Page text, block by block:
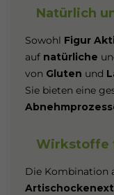
Natürlich
Sowohl Figur
auf natürliche
von Gluten und
Sie bieten eine
Wirkstoffe
Die Kombination